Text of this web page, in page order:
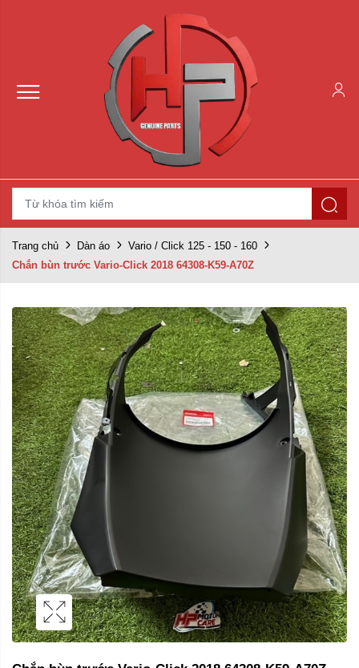
Trang chủ Dàn áo
Vario / Click 125 - 150 - 160
Chắn bùn trước Vario-Click 2018 64308-K59-A70Z